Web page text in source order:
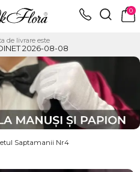
0
de livrare este
2026-08-08
Saptamanii Nr4